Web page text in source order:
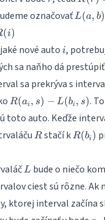
D(i,l,r)
označovať
L(i)
L(a, b)
(i)
nové auto i
i,
sa naňho dá
sa prekrýva s
R(a_i,s)-
L(b_i,s)
R(ai, s) − L(bi, s).
toto auto. Keďže
R
Rstačí kR(b_i)
R(bi)
L
L bude o niečo
ciest sú rôzne. Ak
ktorej interval začína